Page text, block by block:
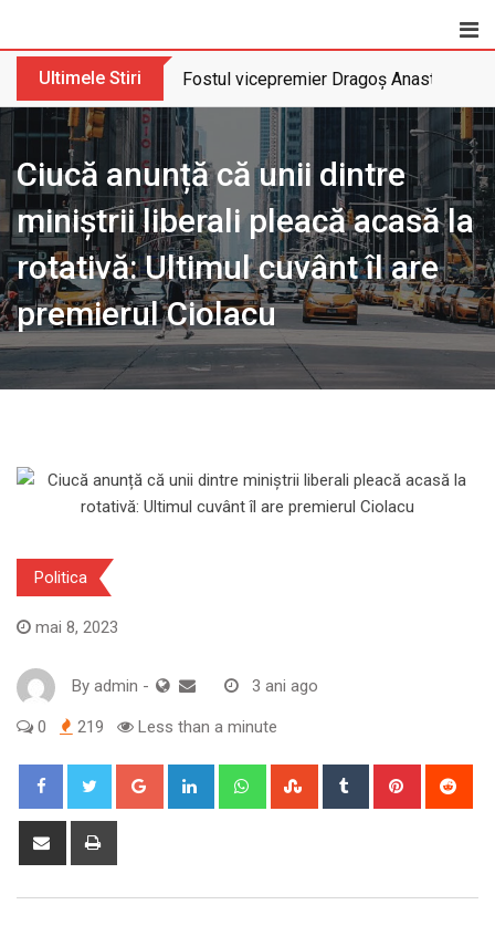
Ultimele Stiri Fostul vicepremier Dragoș Anastasiu
Ciucă anunță că unii dintre
miniștrii liberali pleacă acasă la
rotativă: Ultimul cuvânt îl are
premierul Ciolacu
Politica
mai 8, 2023
By admin - 3 ani ago
0 219 Less than a minute
Google+ LinkedIn WhatsappStumbleUpon
Tumblr Pinterest
Share